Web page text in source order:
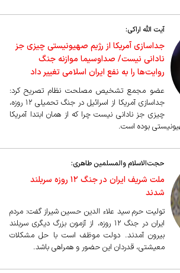
آیت الله اراکی:
جداسازی آمریکا از رژیم صهیونیستی چیزی جز
نادانی نیست/ صداوسیما موازنه جنگ
روایت‌ها را به نفع ایران اسلامی تغییر داد
عضو مجمع تشخیص مصلحت نظام تصریح کرد:
جداسازی آمریکا از اسرائیل در جنگ تحمیلی ۱۲ روزه،
چیزی جز نادانی نیست چرا که از همان ابتدا آمریکا
بوده است.
حجت‌الاسلام والمسلمین طاهری:
ملت شریف ایران در جنگ ۱۲ روزه سربلند
شدند
تولیت حرم سید علاء الدین حسین شیراز گفت: مردم
ایران در جنگ ۱۲ روزه، از آزمون بزرگ دیگری سربلند
بیرون آمدند. دولت موظف است با حل مشکلات
معیشتی، قدردان این حضور و همراهی باشد.